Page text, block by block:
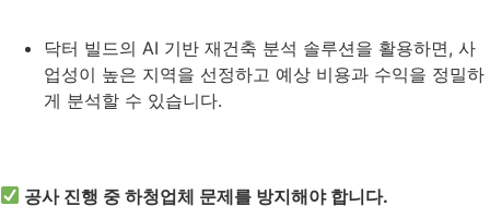
닥터 빌드의 AI 기반 재건축 분석 솔루션을 활용하면, 사
업성이 높은 지역을 선정하고 예상 비용과 수익을 정밀하
게 분석할 수 있습니다.
공사 진행 중 하청업체 문제를 방지해야 합니다.